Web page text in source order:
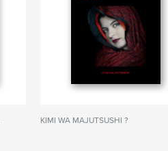
KIMI WA MAJUTSUSHI ?